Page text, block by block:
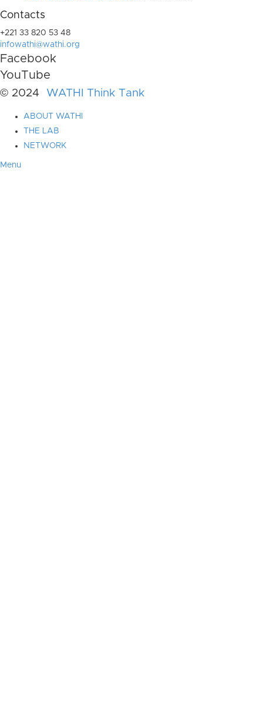
Contacts
+221 33 820 53 48
infowathi@wathi.org
Facebook
YouTube
© 2024 WATHI Think Tank
ABOUT WATHI
THE LAB
NETWORK
Menu